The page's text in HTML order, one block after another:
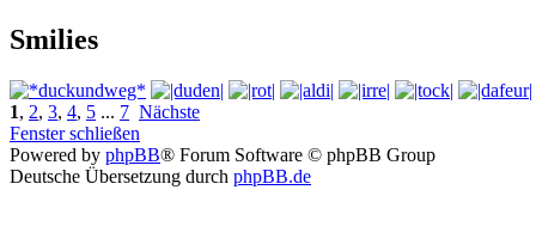
Smilies
1, 2, 3, 4, 5 ... 7 Nächste
Fenster schließen
Powered by phpBB® Forum Software © phpBB Group
Deutsche Übersetzung durch phpBB.de